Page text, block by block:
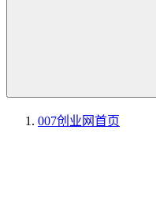
007创业网首页